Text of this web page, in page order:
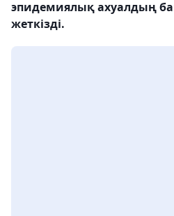
эпидемиялық ахуалдың
жеткізді.